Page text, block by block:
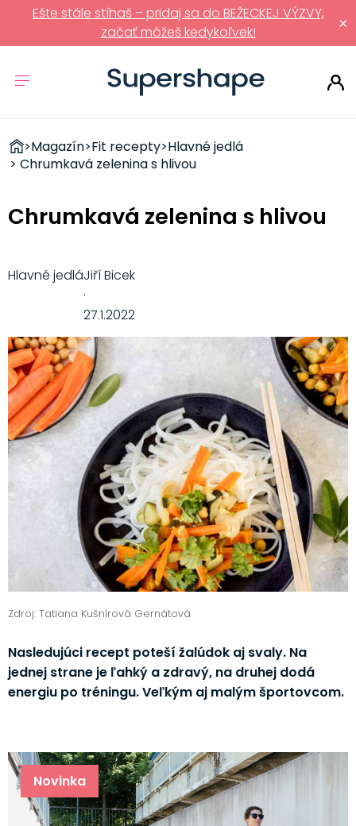
×
Ešte stále stíhaš – pridaj sa do BEŽECKEJ VÝZVY,
začať môžeš kedykoľvek!
ZDRAVÉ
RÝCHLOVKY
>Magazín>Fit recepty>Hlavné jedlá
> Chrumkavá zelenina s hlivou
Chrumkavá zelenina s hlivou
Zdroj: Tatiana Kušnírová Gernátová
Nasledujúci recept poteší žalúdok aj svaly. Na
jednej strane je ľahký a zdravý, na druhej dodá
energiu po tréningu. Veľkým aj malým športovcom.
Novinka
Hlavné jedláJiří Bicek
·
27.1.2022